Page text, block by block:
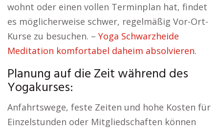
wohnt oder einen vollen Terminplan hat, findet
es möglicherweise schwer, regelmäßig Vor-Ort-
Kurse zu besuchen. – Yoga Schwarzheide
Meditation komfortabel daheim absolvieren.
Planung auf die Zeit während des
Yogakurses:
Anfahrtswege, feste Zeiten und hohe Kosten für
Einzelstunden oder Mitgliedschaften können